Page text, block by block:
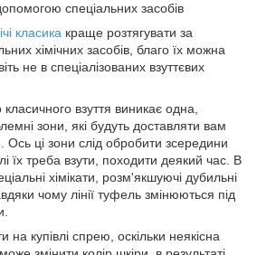
спеціальних засобів
класика краще розтягувати за
хімічних засобів, благо їх можна
не в спеціалізованих взуттєвих
взуття виникає одна,
зони, які будуть доставляти вам
Ось ці зони слід обробити зсередини
їх треба взути, походити деякий час. В
хімікати, розм'якшуючі дубильні
чому лінії туфель змінюються під
на купівлі спрею, оскільки неякісна